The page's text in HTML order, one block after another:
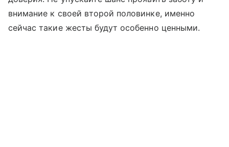
внимание к своей второй половинке, именно
сейчас такие жесты будут особенно ценными.